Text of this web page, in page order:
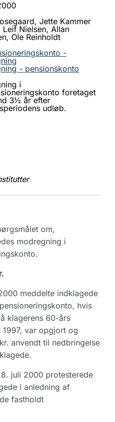
Jette Kammer
Leif Nielsen, Allan
Ole Reinholdt
-
- pensionskonto
i
foretaget
3½ år efter
udløb.
om,
modregning i
meddelte indklagede
hvis
klagerens 60-års
1997, var opgjort og
anvendt til nedbringelse
juli 2000 protesterede
i anledning af
fastholdt